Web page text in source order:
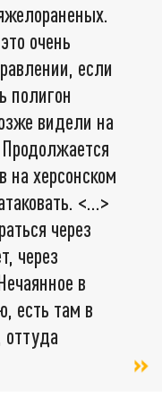
очень
если
полигон
видели на
на херсонском
<…>
через
через
в
есть там в
оттуда